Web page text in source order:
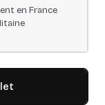
en France